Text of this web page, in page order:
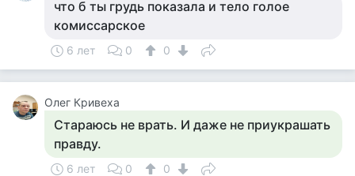
что б ты грудь показала и тело голое
комиссарское
6 лет 0 0
Олег Кривеха
Стараюсь не врать. И даже не приукрашать
правду.
6 лет 0 0